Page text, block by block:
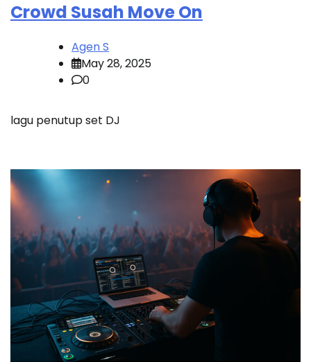
Crowd Susah Move On
Agen S
May 28, 2025
0
lagu penutup set DJ